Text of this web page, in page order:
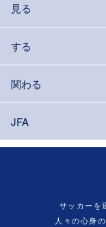
見る
する
関わる
JFA
サッカーを
人々の心身